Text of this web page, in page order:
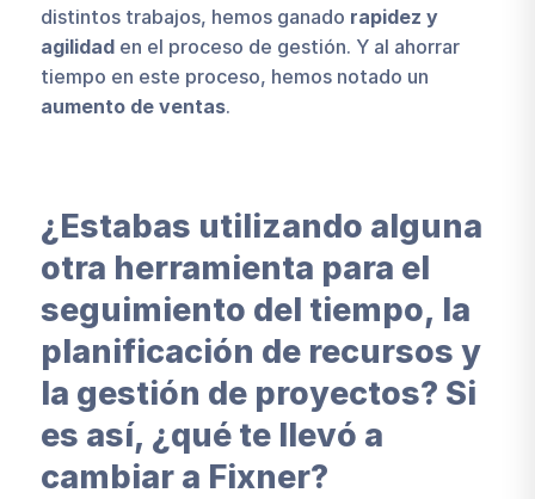
distintos trabajos, hemos ganado rapidez y
agilidaden el proceso de gestión. Y al ahorrar
tiempo en este proceso, hemos notado un
aumento de ventas.
¿Estabas utilizando alguna
otra herramienta para el
seguimiento del tiempo, la
planificación de recursos y
la gestión de proyectos? Si
es así, ¿qué te llevó a
cambiar a Fixner?